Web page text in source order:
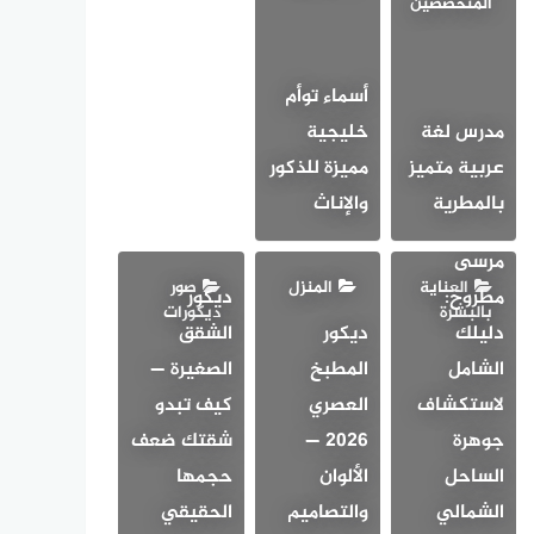
مدرس لغة
عربية متميز
بالمطرية
أسماء توأم
خليجية
مميزة للذكور
والإناث
العناية
بالبشرة
أحلى
مرسى
مطروح:
دليلك
الشامل
لاستكشاف
جوهرة
الساحل
الشمالي
المنزل
ديكور
المطبخ
العصري
2026 —
الألوان
والتصاميم
صور
ديكورات
ديكور
الشقق
الصغيرة —
كيف تبدو
شقتك ضعف
حجمها
الحقيقي